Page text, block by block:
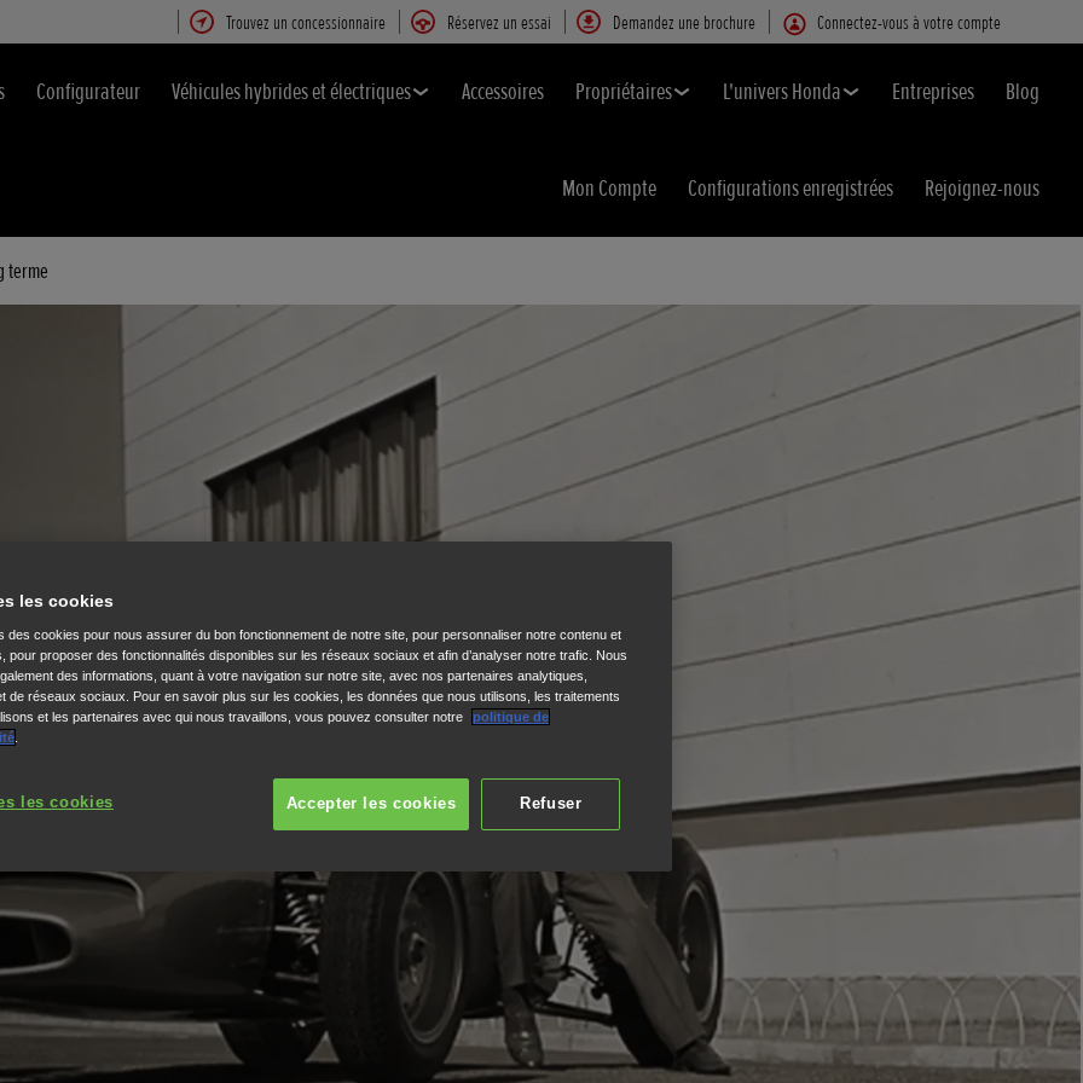
Trouvez un concessionnaire Réservez un essai Demandez une brochure Connectez-vous à votre compte
Configurateur Véhicules hybrides et électriques Accessoires Propriétaires L'univers Honda Entreprises Blog
Mon Compte Configurations enregistrées Rejoignez-nous
terme
d'avenir – souvent
Soichiro a
consacré le reste de
les cookies
des cookies pour nous assurer du bon fonctionnement de notre site, pour personnaliser notre contenu et
pour proposer des fonctionnalités disponibles sur les réseaux sociaux et afin d’analyser notre trafic. Nous
des informations, quant à votre navigation sur notre site, avec nos partenaires analytiques,
de réseaux sociaux. Pour en savoir plus sur les cookies, les données que nous utilisons, les traitements
et les partenaires avec qui nous travaillons, vous pouvez consulter notre
politique de
Refuser
Accepter les cookies
les cookies